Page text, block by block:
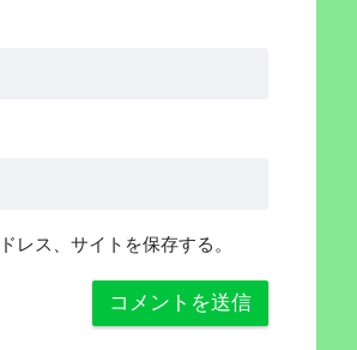
レス、サイトを保存する。